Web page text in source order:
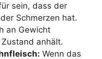
sein, dass der
Schmerzen hat.
an Gewicht
anhält.
Wenn das